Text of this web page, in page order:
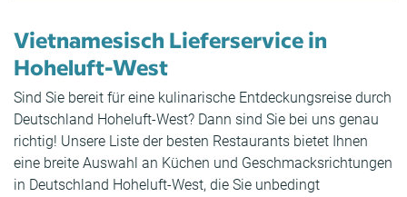
Vietnamesisch Lieferservice in
Hoheluft-West
Sind Sie bereit für eine kulinarische Entdeckungsreise durch
Deutschland Hoheluft-West? Dann sind Sie bei uns genau
richtig! Unsere Liste der besten Restaurants bietet Ihnen
eine breite Auswahl an Küchen und Geschmacksrichtungen
in Deutschland Hoheluft-West, die Sie unbedingt